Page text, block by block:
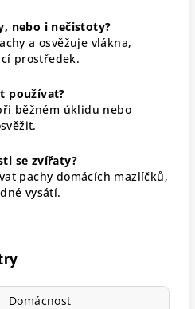
nebo i nečistoty?
a osvěžuje vlákna,
prostředek.
používat?
běžném úklidu nebo
se zvířaty?
pachy domácích mazlíčků,
vysátí.
Domácnost